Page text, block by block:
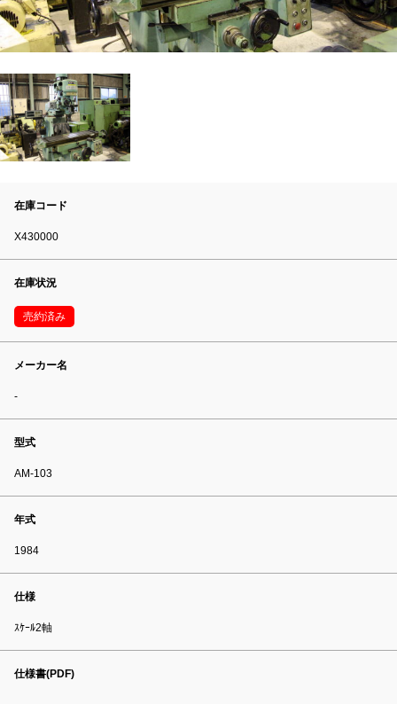
在庫コード
X430000
在庫状況
売約済み
メーカー名
-
型式
AM-103
年式
1984
仕様
ｽｹｰﾙ2軸
仕様書(PDF)